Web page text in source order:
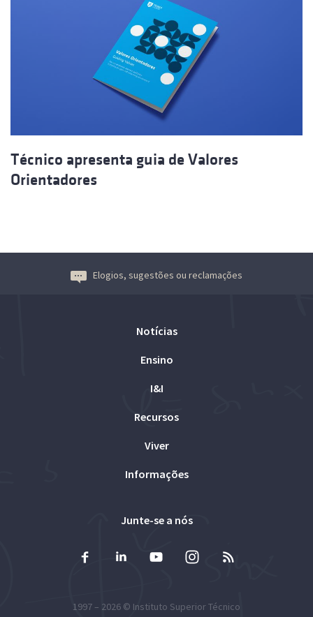
Técnico apresenta guia de Valores
Orientadores
Elogios, sugestões ou reclamações
Notícias
Ensino
I&I
Recursos
Viver
Informações
Junte-se a nós
1997 – 2026 © Instituto Superior Técnico